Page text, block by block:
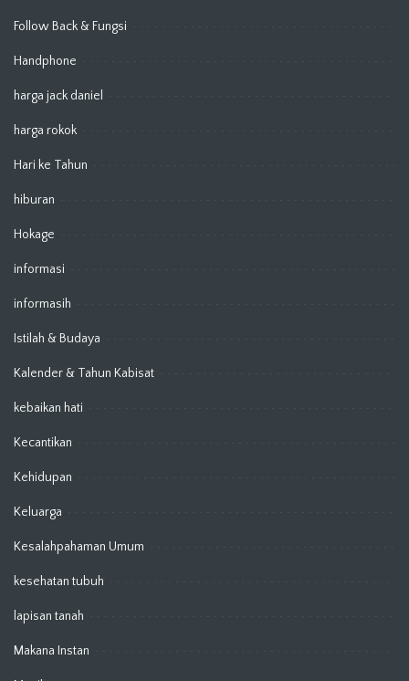
Follow Back & Fungsi
Handphone
harga jack daniel
harga rokok
Hari ke Tahun
hiburan
Hokage
informasi
informasih
Istilah & Budaya
Kalender & Tahun Kabisat
kebaikan hati
Kecantikan
Kehidupan
Keluarga
Kesalahpahaman Umum
kesehatan tubuh
lapisan tanah
Makana Instan